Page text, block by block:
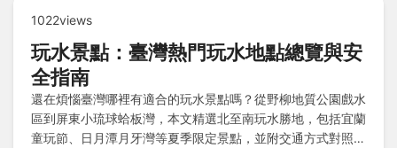
1022views
玩水景點：臺灣熱門玩水地點總覽與安
全指南
還在煩惱臺灣哪裡有適合的玩水景點嗎？從野柳地質公園戲水
區到屏東小琉球蛤板灣，本文精選北至南玩水勝地，包括宜蘭
童玩節、日月潭月牙灣等夏季限定景點，並附交通方式對照